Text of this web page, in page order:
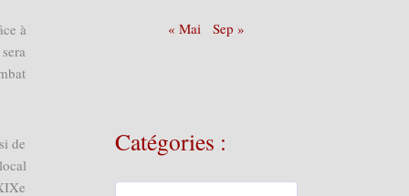
à
de
« Mai Sep »
Catégories :
C